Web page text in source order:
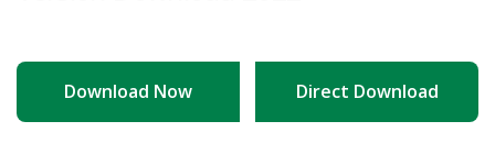
Download Now Direct Download